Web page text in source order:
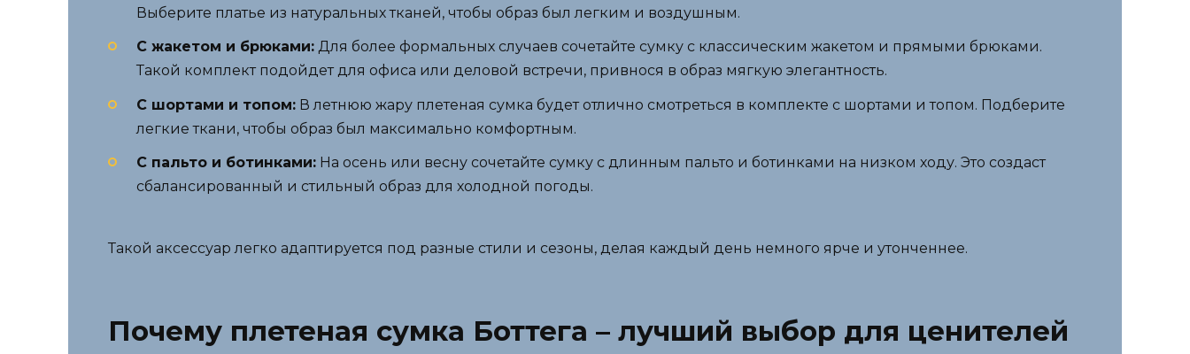
Выберите платье из натуральных тканей, чтобы образ был легким и воздушным.
С жакетом и брюками: Для более формальных случаев сочетайте сумку с классическим жакетом и прямыми брюками.
Такой комплект подойдет для офиса или деловой встречи, привнося в образ мягкую элегантность.
С шортами и топом: В летнюю жару плетеная сумка будет отлично смотреться в комплекте с шортами и топом. Подберите
легкие ткани, чтобы образ был максимально комфортным.
С пальто и ботинками: На осень или весну сочетайте сумку с длинным пальто и ботинками на низком ходу. Это создаст
сбалансированный и стильный образ для холодной погоды.
Такой аксессуар легко адаптируется под разные стили и сезоны, делая каждый день немного ярче и утонченнее.
Почему плетеная сумка Боттега – лучший выбор для ценителей